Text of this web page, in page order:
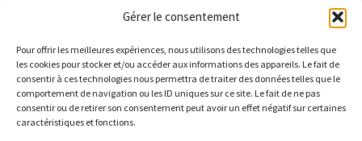
Gérer le consentement
Pour offrir les meilleures expériences, nous utilisons des technologies telles que
les cookies pour stocker et/ou accéder aux informations des appareils. Le fait de
consentir à ces technologies nous permettra de traiter des données telles que le
comportement de navigation ou les ID uniques sur ce site. Le fait de ne pas
consentir ou de retirer son consentement peut avoir un effet négatif sur certaines
caractéristiques et fonctions.
JUNIOR ROOSTER
Ce
produit
a
plusieurs